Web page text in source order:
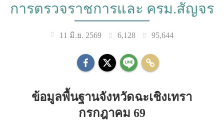
การตรวจราชการและ ครม.สัญจร
11 มิ.ย. 2569 6,128 95,644
ข้อมูลพื้นฐานจังหวัดฉะเชิงเทรา
กรกฎาคม 69